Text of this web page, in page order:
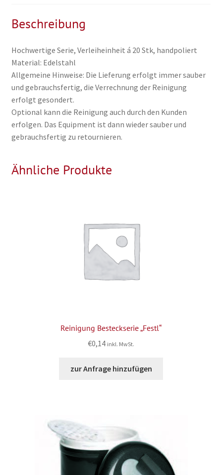
Beschreibung
Hochwertige Serie, Verleiheinheit á 20 Stk, handpoliert
Material: Edelstahl
Allgemeine Hinweise: Die Lieferung erfolgt immer sauber
und gebrauchsfertig, die Verrechnung der Reinigung
erfolgt gesondert.
Optional kann die Reinigung auch durch den Kunden
erfolgen. Das Equipment ist dann wieder sauber und
gebrauchsfertig zu retournieren.
Ähnliche Produkte
Reinigung Besteckserie „Festl“
€0,14 inkl. MwSt.
zur Anfrage hinzufügen